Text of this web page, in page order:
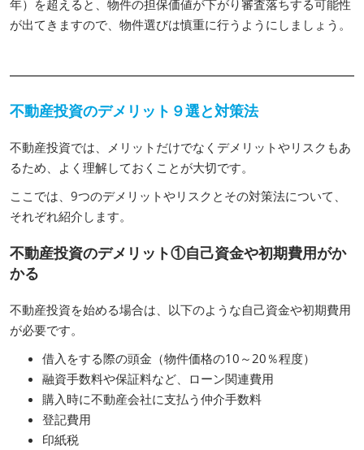
年）を超えると、物件の担保価値が下がり審査落ちする可能性
が出てきますので、物件選びは慎重に行うようにしましょう。
不動産投資のデメリット９選と対策法
不動産投資では、メリットだけでなくデメリットやリスクもあ
るため、よく理解しておくことが大切です。
ここでは、9つのデメリットやリスクとその対策法について、
それぞれ紹介します。
不動産投資のデメリット①自己資金や初期費用がか
かる
不動産投資を始める場合は、以下のような自己資金や初期費用
が必要です。
借入をする際の頭金（物件価格の10～20％程度）
融資手数料や保証料など、ローン関連費用
購入時に不動産会社に支払う仲介手数料
登記費用
印紙税